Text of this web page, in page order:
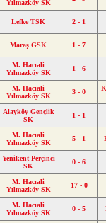
Yılmazköy SK
Lefke TSK 2 - 1
Maraş GSK 1 - 7
M. Hacıali
Yılmazköy SK
1 - 6
M. Hacıali
Yılmazköy SK
3 - 0
Alayköy Gençlik
SK
1 - 1
M. Hacıali
Yılmazköy SK
5 - 1
Yenikent Perçinci
SK
0 - 6
M. Hacıali
Yılmazköy SK
17 - 0
M. Hacıali
Yılmazköy SK
0 - 5